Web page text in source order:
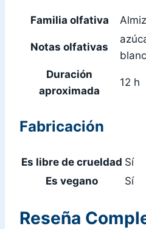
Familia olfativa
Notas olfativas
Duración
aproximada
12 h
Fabricación
Es libre de crueldad Sí
Es vegano
Sí
Reseña